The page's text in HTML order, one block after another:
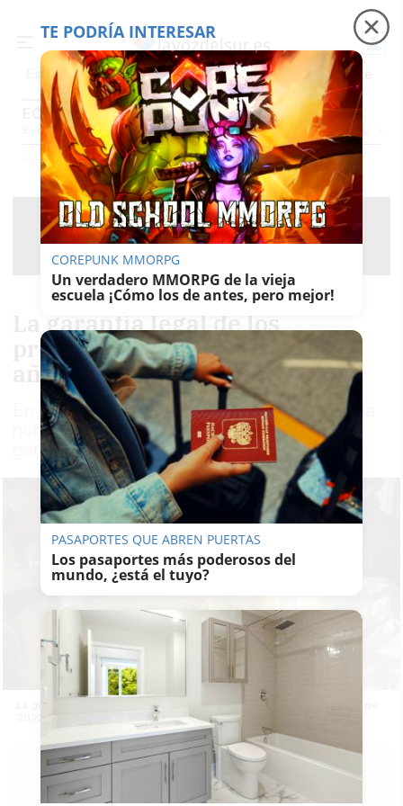
Es noticia Precio luz Padre Coraje Fábrica de botellas
ECONOMÍA
EconomíaSociedadInternacionalPolíticaEcología Educación Salud
Actualidad Economía
La garantía legal de los
productos pasa de dos a tres
años a partir de 2022
En el caso de los bienes de segunda mano la
normativa mantiene que el periodo de
garantía no podrá ser inferior a un año
La garantía legal de los productos pasa de dos a tres años a partir de
2022. Autor: Diego Gonzalez Valenzuela
LAVOZDELSUR.ES
TE PODRÍA INTERESAR
COREPUNK MMORPG
Un verdadero MMORPG de la vieja
escuela ¡Cómo los de antes, pero mejor!
PASAPORTES QUE ABREN PUERTAS
Los pasaportes más poderosos del
mundo, ¿está el tuyo?